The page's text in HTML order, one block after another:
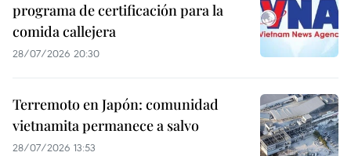
programa de certificación para la
comida callejera
28/07/2026 20:30
Terremoto en Japón: comunidad
vietnamita permanece a salvo
28/07/2026 13:53